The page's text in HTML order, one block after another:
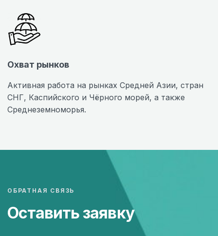
Охват рынков
Активная работа на рынках Средней Азии, стран
СНГ, Каспийского и Чёрного морей, а также
Среднеземноморья.
ОБРАТНАЯ СВЯЗЬ
Оставить заявку